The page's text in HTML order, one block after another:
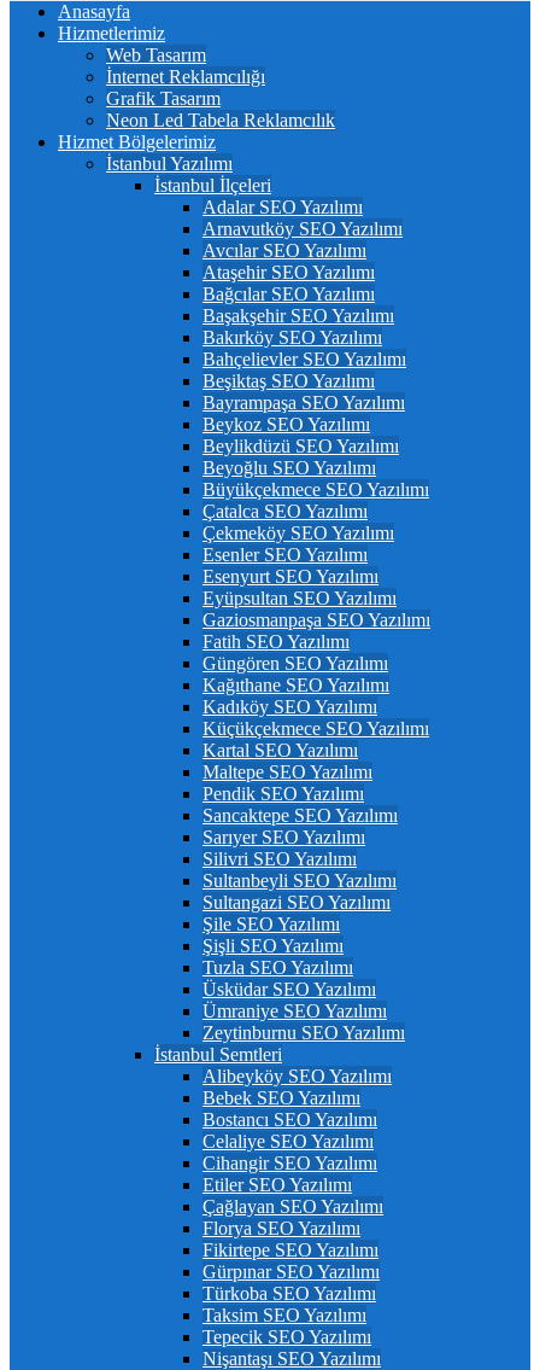
Anasayfa
Hizmetlerimiz
Web Tasarım
İnternet Reklamcılığı
Grafik Tasarım
Neon Led Tabela Reklamcılık
Hizmet Bölgelerimiz
İstanbul Yazılımı
İstanbul İlçeleri
Adalar SEO Yazılımı
Arnavutköy SEO Yazılımı
Avcılar SEO Yazılımı
Ataşehir SEO Yazılımı
Bağcılar SEO Yazılımı
Başakşehir SEO Yazılımı
Bakırköy SEO Yazılımı
Bahçelievler SEO Yazılımı
Beşiktaş SEO Yazılımı
Bayrampaşa SEO Yazılımı
Beykoz SEO Yazılımı
Beylikdüzü SEO Yazılımı
Beyoğlu SEO Yazılımı
Büyükçekmece SEO Yazılımı
Çatalca SEO Yazılımı
Çekmeköy SEO Yazılımı
Esenler SEO Yazılımı
Esenyurt SEO Yazılımı
Eyüpsultan SEO Yazılımı
Gaziosmanpaşa SEO Yazılımı
Fatih SEO Yazılımı
Güngören SEO Yazılımı
Kağıthane SEO Yazılımı
Kadıköy SEO Yazılımı
Küçükçekmece SEO Yazılımı
Kartal SEO Yazılımı
Maltepe SEO Yazılımı
Pendik SEO Yazılımı
Sancaktepe SEO Yazılımı
Sarıyer SEO Yazılımı
Silivri SEO Yazılımı
Sultanbeyli SEO Yazılımı
Sultangazi SEO Yazılımı
Şile SEO Yazılımı
Şişli SEO Yazılımı
Tuzla SEO Yazılımı
Üsküdar SEO Yazılımı
Ümraniye SEO Yazılımı
Zeytinburnu SEO Yazılımı
İstanbul Semtleri
Alibeyköy SEO Yazılımı
Bebek SEO Yazılımı
Bostancı SEO Yazılımı
Celaliye SEO Yazılımı
Cihangir SEO Yazılımı
Etiler SEO Yazılımı
Çağlayan SEO Yazılımı
Florya SEO Yazılımı
Fikirtepe SEO Yazılımı
Gürpınar SEO Yazılımı
Türkoba SEO Yazılımı
Taksim SEO Yazılımı
Tepecik SEO Yazılımı
Nişantaşı SEO Yazılımı